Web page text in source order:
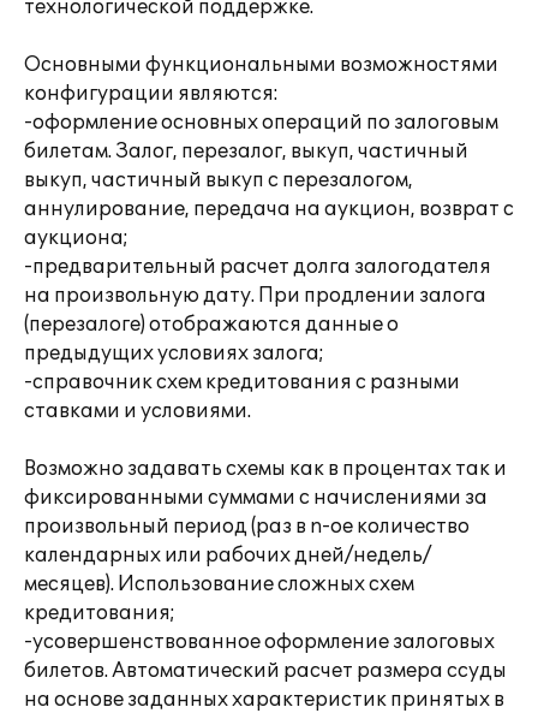
технологической поддержке.
Основными функциональными возможностями
конфигурации являются:
-оформление основных операций по залоговым
билетам. Залог, перезалог, выкуп, частичный
выкуп, частичный выкуп с перезалогом,
аннулирование, передача на аукцион, возврат с
аукциона;
-предварительный расчет долга залогодателя
на произвольную дату. При продлении залога
(перезалоге) отображаются данные о
предыдущих условиях залога;
-справочник схем кредитования с разными
ставками и условиями.
Возможно задавать схемы как в процентах так и
фиксированными суммами с начислениями за
произвольный период (раз в n-ое количество
календарных или рабочих дней/недель/
месяцев). Использование сложных схем
кредитования;
-усовершенствованное оформление залоговых
билетов. Автоматический расчет размера ссуды
на основе заданных характеристик принятых в